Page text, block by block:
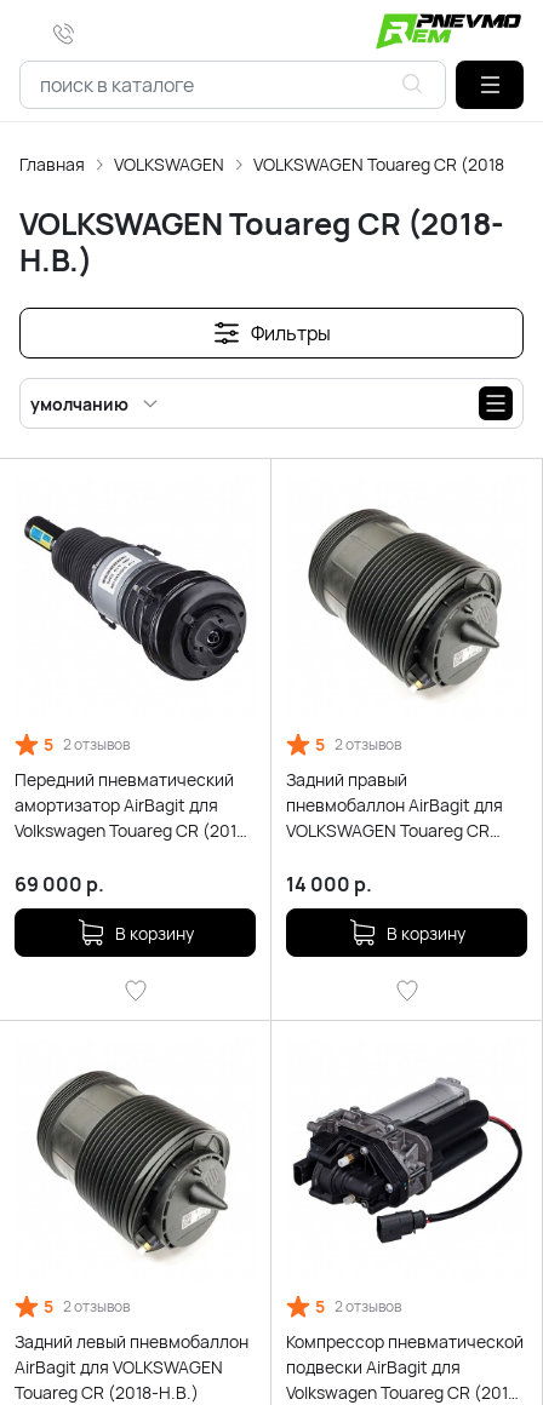
Главная VOLKSWAGEN VOLKSWAGEN Touareg CR (2018-
VOLKSWAGEN Touareg CR (2018-
Н.В.)
Фильтры
умолчанию
5 2 отзывов
Передний пневматический
амортизатор AirBagit для
Volkswagen Touareg CR (2018-
69 000 р.
В корзину
5 2 отзывов
Задний правый
пневмобаллон AirBagit для
VOLKSWAGEN Touareg CR
14 000 р.
В корзину
5 2 отзывов
Задний левый пневмобаллон
AirBagit для VOLKSWAGEN
Touareg CR (2018-Н.В.)
5 2 отзывов
Компрессор пневматической
подвески AirBagit для
Volkswagen Touareg CR (2015-